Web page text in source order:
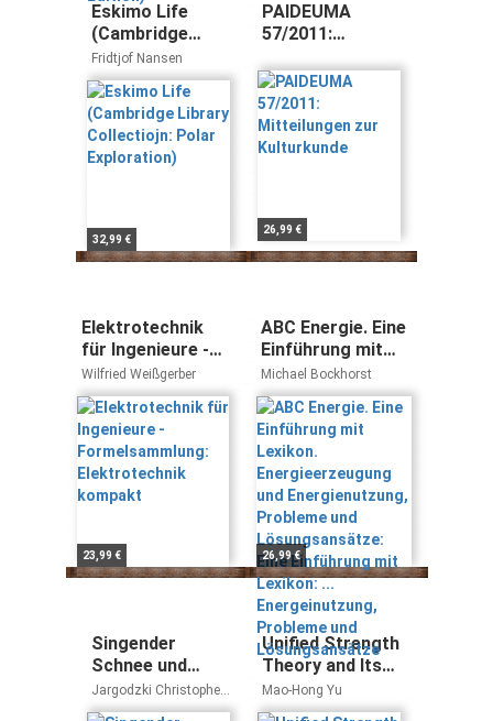
Eskimo Life
(Cambridge
Library
Collectiojn:
Polar
Exploration)
Fridtjof Nansen
32,99 €
PAIDEUMA
57/2011:
Kulturkunde
26,99 €
Elektrotechnik
für Ingenieure -
Formelsammlung:
Elektrotechnik
kompakt
Wilfried Weißgerber
23,99 €
ABC Energie. Eine
Einführung mit
Lexikon.
Energieerzeugung
und
Energienutzung,
Probleme und
Lösungsansätze:
Eine Einführung
mit Lexikon: ...
Energeinutzung,
Probleme und
Lösungsansätze
Michael Bockhorst
26,99 €
Singender
Schnee und
verschwindende
Elefanten
Jargodzki Christopher
P. und Franklin Potter
Unified Strength
Theory and Its
Applications
Mao-Hong Yu